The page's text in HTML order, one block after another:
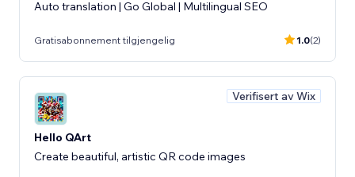
Auto translation | Go Global | Multilingual SEO
Gratisabonnement tilgjengelig 1.0(2)
Verifisert av Wix
Hello QArt
Create beautiful, artistic QR code images